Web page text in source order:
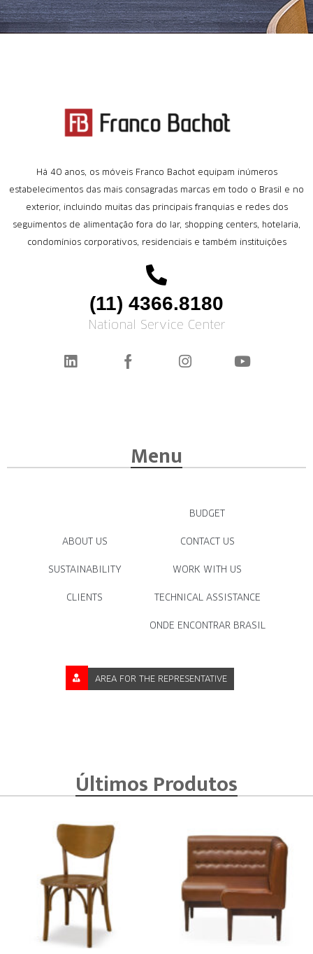
Há 40 anos, os móveis Franco Bachot equipam inúmeros
estabelecimentos das mais consagradas marcas em todo o Brasil e no
exterior, incluindo muitas das principais franquias e redes dos
seguimentos de alimentação fora do lar, shopping centers, hotelaria,
condomínios corporativos, residenciais e também instituições
(11) 4366.8180
National Service Center
Menu
ABOUT US
SUSTAINABILITY
CLIENTS
BUDGET
CONTACT US
WORK WITH US
TECHNICAL ASSISTANCE
ONDE ENCONTRAR BRASIL
AREA FOR THE REPRESENTATIVE
Últimos Produtos